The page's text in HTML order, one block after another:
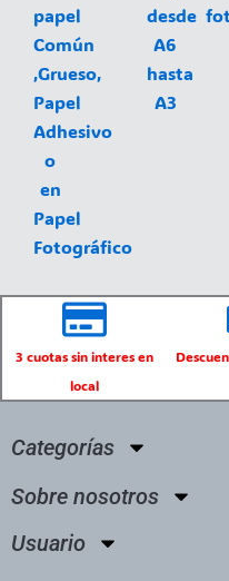
papel
Común
,Grueso,
Papel
Adhesivo
o
en
Papel
Fotográfico
desde
A6
hasta
A3
3 cuotas sin interes en
local
Categorías
Sobre nosotros
Usuario